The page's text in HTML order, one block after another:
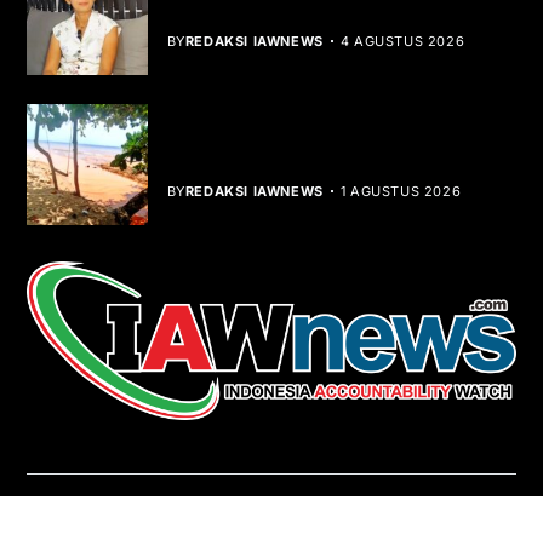
BYREDAKSI IAWNEWS 4 AGUSTUS 2026
BYREDAKSI IAWNEWS 1 AGUSTUS 2026